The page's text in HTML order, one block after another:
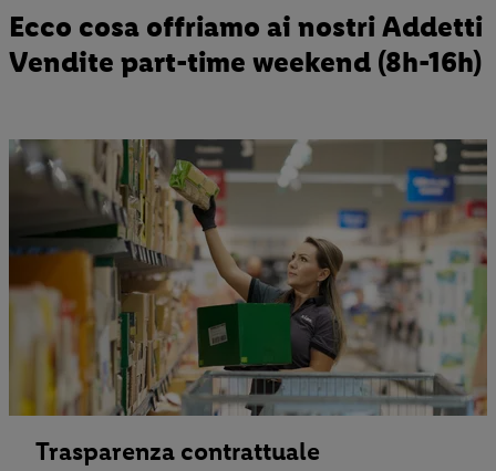
Ecco cosa offriamo ai nostri Addetti
Vendite part-time weekend (8h-16h)
Trasparenza contrattuale